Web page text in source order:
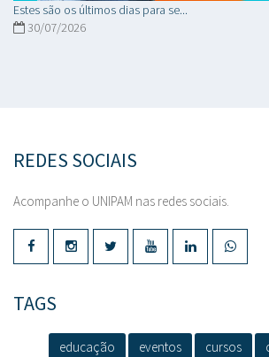
Estes são os últimos dias para se...
30/07/2026
REDES SOCIAIS
Acompanhe o UNIPAM nas redes sociais.
TAGS
educação eventos cursos